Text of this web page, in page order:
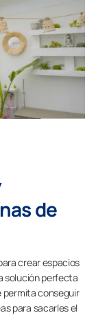
de
crear espacios
solución perfecta
permita conseguir
para sacarles el